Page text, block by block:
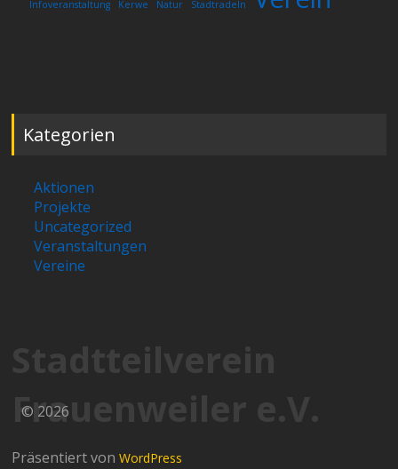
Infoveranstaltung Kerwe Natur Stadtradeln
Kategorien
Aktionen
Projekte
Uncategorized
Veranstaltungen
Vereine
Stadtteilverein
Frauenweiler e.V.
© 2026
Präsentiert vonWordPress